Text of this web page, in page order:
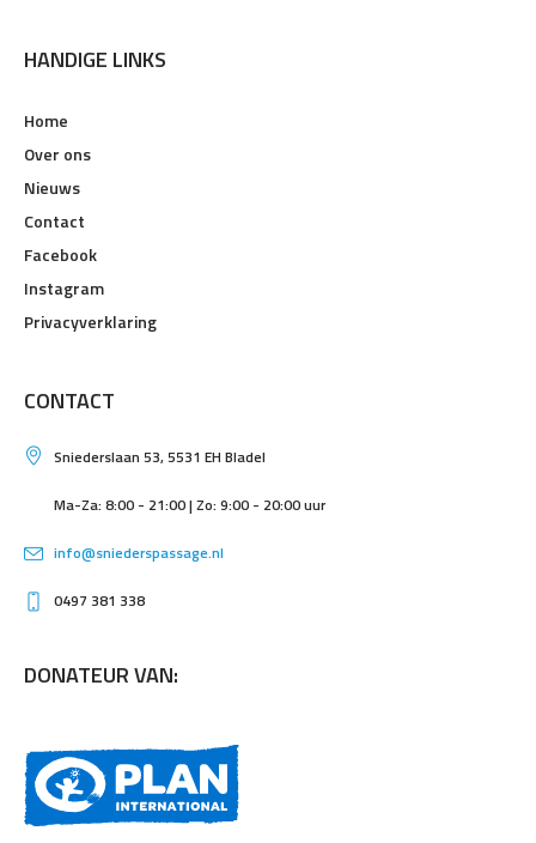
HANDIGE LINKS
Home
Over ons
Nieuws
Contact
Facebook
Instagram
Privacyverklaring
CONTACT
Sniederslaan 53, 5531 EH Bladel
Ma-Za: 8:00 - 21:00 | Zo: 9:00 - 20:00 uur
info@sniederspassage.nl
0497 381 338
DONATEUR VAN: